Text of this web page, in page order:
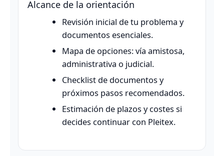
Alcance de la orientación
Revisión inicial de tu problema y
documentos esenciales.
Mapa de opciones: vía amistosa,
administrativa o judicial.
Checklist de documentos y
próximos pasos recomendados.
Estimación de plazos y costes si
decides continuar con Pleitex.